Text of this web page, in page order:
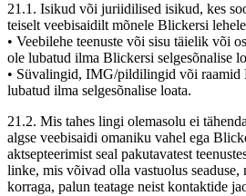
21.1. Isikud või juriidilised isikud, kes
teiselt veebisaidilt mõnele Blickersi
• Veebilehe teenuste või sisu täielik või
ole lubatud ilma Blickersi selgesõnalise
• Süvalingid, IMG/pildilingid või raamid
lubatud ilma selgesõnalise loata.
21.2. Mis tahes lingi olemasolu ei
algse veebisaidi omaniku vahel ega
aktsepteerimist seal pakutavatest
linke, mis võivad olla vastuolus
korraga, palun teatage neist kontaktide